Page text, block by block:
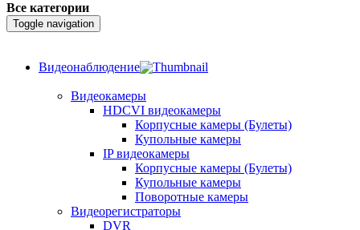
Все категории
Toggle navigation
Видеонаблюдение
Видеокамеры
HDCVI видеокамеры
Корпусные камеры (Булеты)
Купольные камеры
IP видеокамеры
Корпусные камеры (Булеты)
Купольные камеры
Поворотные камеры
Видеорегистраторы
DVR